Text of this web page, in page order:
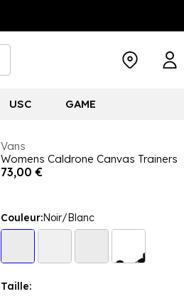
USC GAME
Vans
Womens Caldrone Canvas Trainers
73,00 €
Couleur:Noir/Blanc
Taille: